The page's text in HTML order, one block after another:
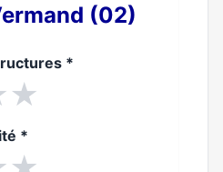
(02)
*
★
*